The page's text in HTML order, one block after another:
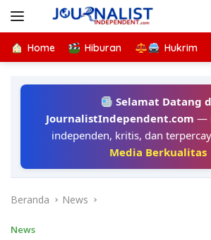
Home Hiburan Hukrim
Selamat Datang
JournalistIndependent.com —
independen, kritis, dan
Media Berkualitas
Beranda News
News